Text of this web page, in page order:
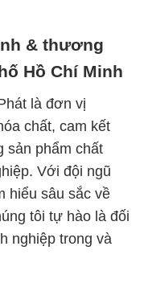
& thương
Hồ Chí Minh
là đơn vị
chất, cam kết
sản phẩm chất
Với đội ngũ
hiểu sâu sắc về
tôi tự hào là đối
nghiệp trong và